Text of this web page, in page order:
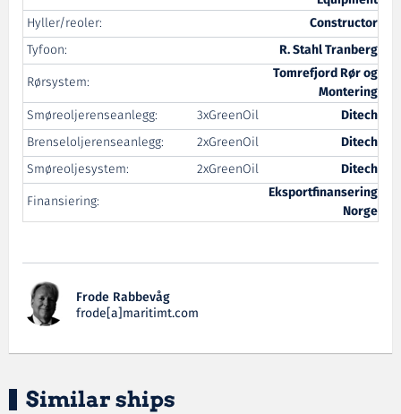
Hyller/reoler:
Constructor
Tyfoon:
R. Stahl Tranberg
Rørsystem:
Tomrefjord Rør og
Montering
Smøreoljerenseanlegg:
3xGreenOil
Ditech
Brenseloljerenseanlegg:
2xGreenOil
Ditech
Smøreoljesystem:
2xGreenOil
Ditech
Finansiering:
Eksportfinansering
Norge
Frode Rabbevåg
frode[a]maritimt.com
Similar ships